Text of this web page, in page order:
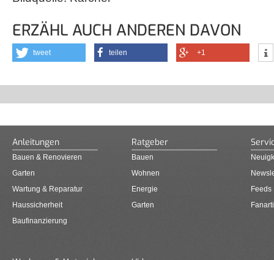
ERZÄHL AUCH ANDEREN DAVON
tweet teilen +1
Anleitungen
Bauen & Renovieren
Garten
Wartung & Reparatur
Haussicherheit
Baufinanzierung
Ratgeber
Bauen
Wohnen
Energie
Garten
Feeds